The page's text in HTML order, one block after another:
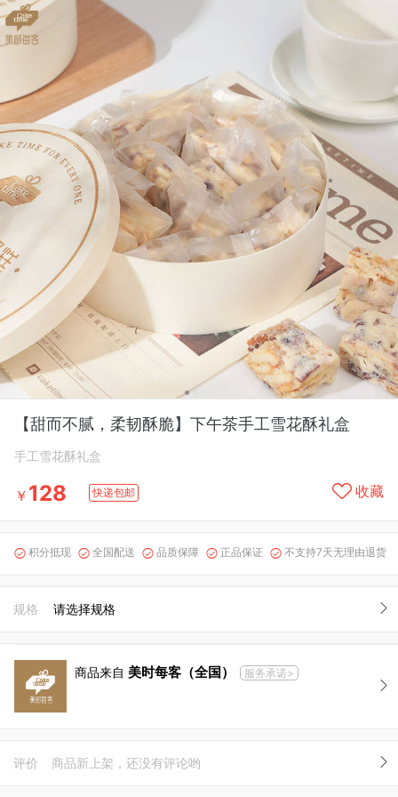
【甜而不腻，柔韧酥脆】下午茶手工雪花酥礼盒
手工雪花酥礼盒
￥ 128 快递包邮 收藏
 积分抵现  全国配送  品质保障  正品保证  不支持7天无理由退货
规格 请选择规格
商品来自 美时每客（全国） 服务承诺>
评价 商品新上架，还没有评论哟